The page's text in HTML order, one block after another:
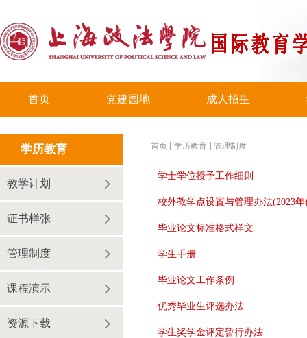
首页 党建园地 成人招生
学历教育
教学计划
证书样张
管理制度
课程演示
资源下载
首页 学历教育 管理制度
学士学位授予工作细则
校外教学点设置与管理办法(2023
毕业论文标准格式样文
学生手册
毕业论文工作条例
优秀毕业生评选办法
学生奖学金评定暂行办法